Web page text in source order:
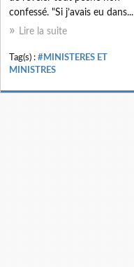
confessé. "Si j’avais eu dans...
Lire la suite
Tag(s) : #MINISTERES ET
MINISTRES